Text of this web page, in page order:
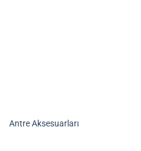
Antre Aksesuarları